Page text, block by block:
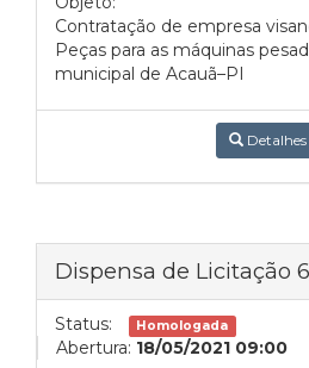
Contratação de empresa
Peças para as máquinas
municipal de Acauã–PI
Detalhes
Dispensa de Licitação
Status: Homologada
Abertura: 18/05/2021 09:00